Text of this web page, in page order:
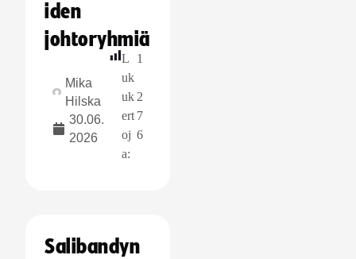
iden
johtoryhmiä
Mika
Hilska
30.06.
2026
L
uk
uk
ert
oj
a:
1
2
7
6
Salibandyn